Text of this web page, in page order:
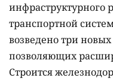
инфраструктурного
транспортной
возведено три
позволяющих
Строится